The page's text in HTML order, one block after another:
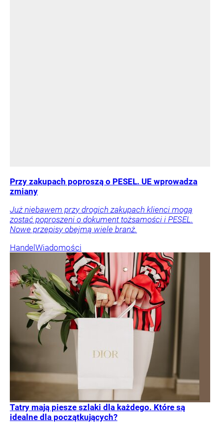
Przy zakupach poproszą o PESEL. UE wprowadza
zmiany
Już niebawem przy drogich zakupach klienci mogą
zostać poproszeni o dokument tożsamości i PESEL.
Nowe przepisy obejmą wiele branż.
Handel Wiadomości
Tatry mają piesze szlaki dla każdego. Które są
idealne dla początkujących?